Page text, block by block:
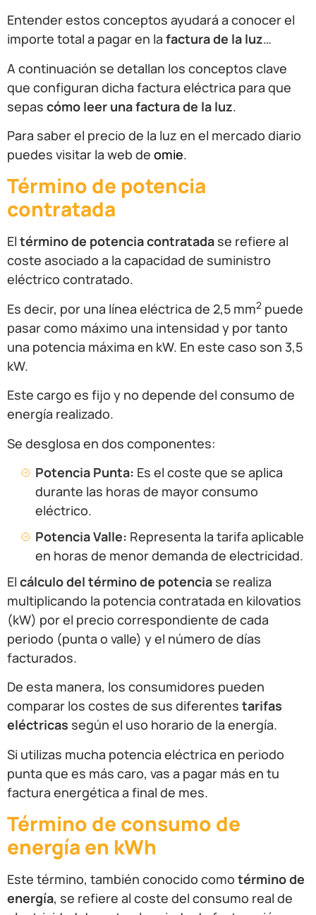
Entender estos conceptos ayudará a conocer el
importe total a pagar en la factura de la luz…
A continuación se detallan los conceptos clave
que configuran dicha factura eléctrica para que
sepas cómo leer una factura de la luz.
Para saber el precio de la luz en el mercado diario
puedes visitar la web de omie.
Término de potencia
contratada
El término de potencia contratada se refiere al
coste asociado a la capacidad de suministro
eléctrico contratado.
Es decir, por una línea eléctrica de 2,5 mm2 puede
pasar como máximo una intensidad y por tanto
una potencia máxima en kW. En este caso son 3,5
kW.
Este cargo es fijo y no depende del consumo de
energía realizado.
Se desglosa en dos componentes:
Potencia Punta: Es el coste que se aplica
durante las horas de mayor consumo
eléctrico.
Potencia Valle: Representa la tarifa aplicable
en horas de menor demanda de electricidad.
El cálculo del término de potencia se realiza
multiplicando la potencia contratada en kilovatios
(kW) por el precio correspondiente de cada
periodo (punta o valle) y el número de días
facturados.
De esta manera, los consumidores pueden
comparar los costes de sus diferentes tarifas
eléctricas según el uso horario de la energía.
Si utilizas mucha potencia eléctrica en periodo
punta que es más caro, vas a pagar más en tu
factura energética a final de mes.
Término de consumo de
energía en kWh
Este término, también conocido como término de
energía, se refiere al coste del consumo real de